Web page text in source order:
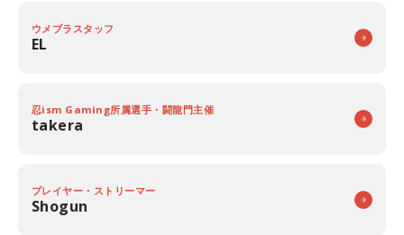
ウメブラスタッフ
EL
忍ism Gaming所属選手・闘龍門主催
takera
プレイヤー・ストリーマー
Shogun